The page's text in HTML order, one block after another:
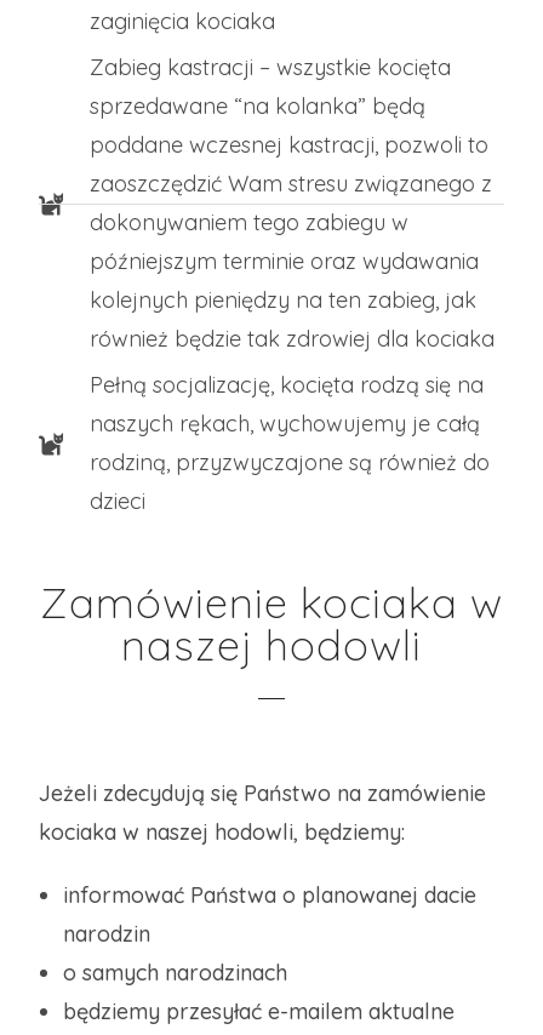
zaginięcia kociaka
Zabieg kastracji – wszystkie kocięta
sprzedawane “na kolanka” będą
poddane wczesnej kastracji, pozwoli to
zaoszczędzić Wam stresu związanego z
dokonywaniem tego zabiegu w
późniejszym terminie oraz wydawania
kolejnych pieniędzy na ten zabieg, jak
również będzie tak zdrowiej dla kociaka
Pełną socjalizację, kocięta rodzą się na
naszych rękach, wychowujemy je całą
rodziną, przyzwyczajone są również do
dzieci
Zamówienie kociaka w
naszej hodowli
Jeżeli zdecydują się Państwo na zamówienie
kociaka w naszej hodowli, będziemy:
informować Państwa o planowanej dacie
narodzin
o samych narodzinach
będziemy przesyłać e-mailem aktualne